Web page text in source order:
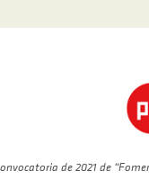
de 2021 de